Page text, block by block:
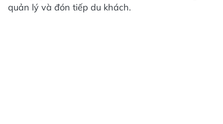
quản lý và đón tiếp du khách.